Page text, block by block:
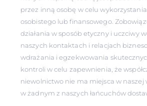
przez inną osobę w celu
osobistego lub finansowego.
działania w sposób etyczny i uczciwy
naszych kontaktach i relacjach
wdrażania i egzekwowania
kontroli w celu zapewnienia, że
niewolnictwo nie ma miejsca w naszej
w żadnym z naszych łańcuchów